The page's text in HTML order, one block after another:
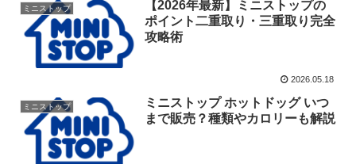
ミニストップ
【2026年最新】ミニストップの
ポイント二重取り・三重取り完全
攻略術
2026.05.18
ミニストップ
ミニストップ ホットドッグ いつ
まで販売？種類やカロリーも解説